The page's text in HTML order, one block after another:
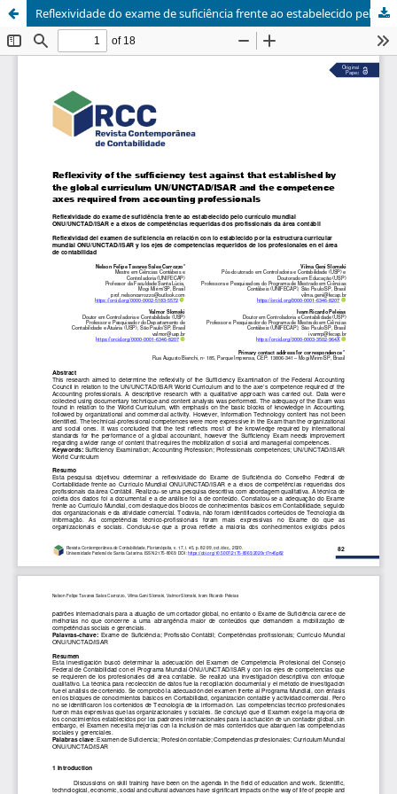
Reflexividade do exame de suficiência frente ao estabelecido pelo currículo mundial ONU/UNCTAD/ISAR e a eixos de competências requeridas dos profissionais da área contábil